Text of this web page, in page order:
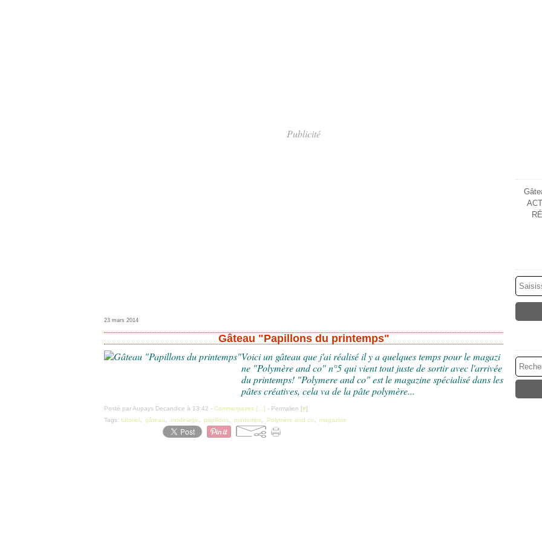
Publicité
23 mars 2014
Gâteau "Papillons du printemps"
Voici un gâteau que j'ai réalisé il y a quelques temps pour le magazi
ne "Polymère and co" n°5 qui vient tout juste de sortir avec l'arrivée
du printemps! "Polymere and co" est le magazine spécialisé dans les
pâtes créatives, cela va de la pâte polymère...
Posté par Aupays Decandice à 13:42 - Commentaires [ ] - Permalien [#]
Tags: tutoriel gâteau modelage papillons printemps Polymère and co magazine